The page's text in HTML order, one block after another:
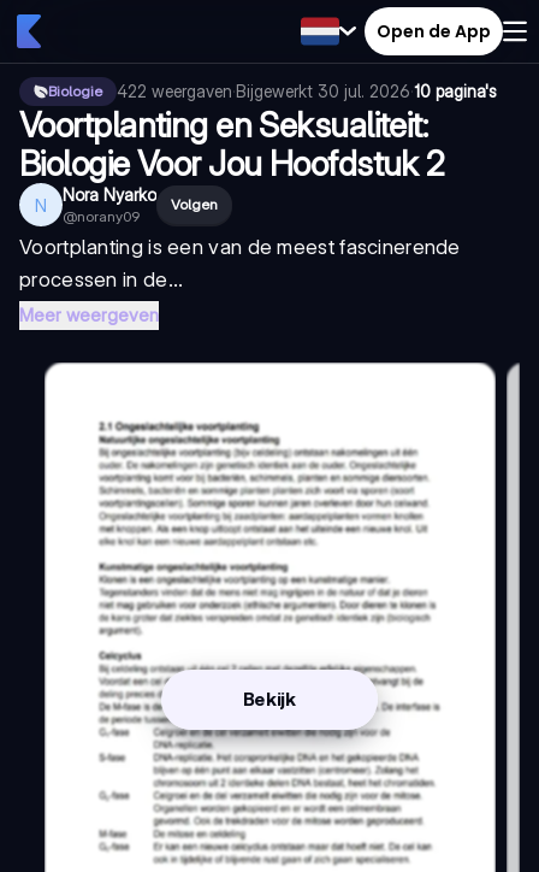
Open de App
Biologie 422 weergaven·Bijgewerkt 30 jul. 2026·10 pagina's
Voortplanting en Seksualiteit:
Biologie Voor Jou Hoofdstuk 2
N Nora Nyarko
@norany09
Volgen
Voortplanting is een van de meest fascinerende
processen in de...
Meer weergeven
Bekijk